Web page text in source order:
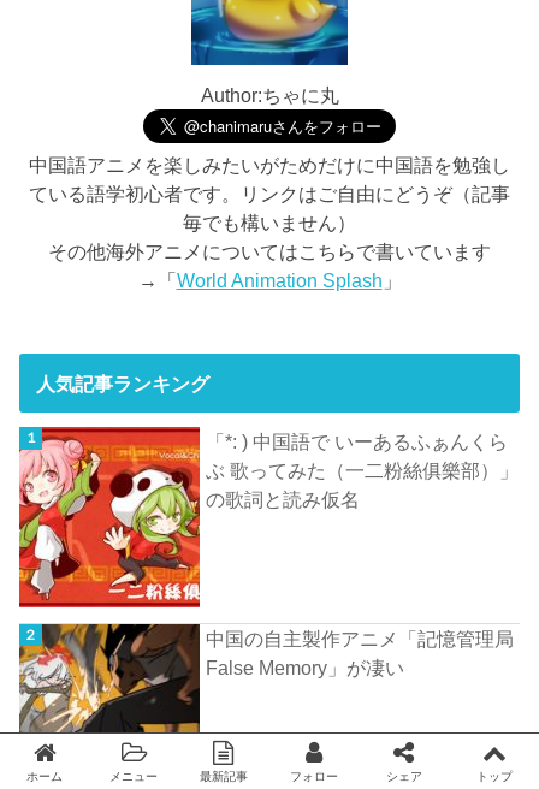
Author:ちゃに丸
中国語アニメを楽しみたいがためだけに中国語を勉強し
ている語学初心者です。リンクはご自由にどうぞ（記事
毎でも構いません）
その他海外アニメについてはこちらで書いています
→「World Animation Splash 」
人気記事ランキング
「*: ) 中国語で いーあるふぁんくら
ぶ 歌ってみた（一二粉絲俱樂部）」
の歌詞と読み仮名
中国の自主製作アニメ「記憶管理局
False Memory」が凄い
ホーム メニュー 最新記事 フォロー シェア トップ
Twitter facebook